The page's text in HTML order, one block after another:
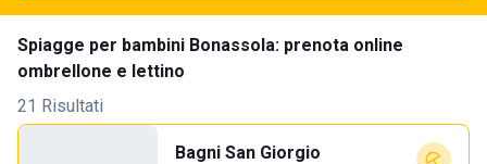
Spiagge per bambini Bonassola: prenota online
ombrellone e lettino
21 Risultati
Bagni San Giorgio